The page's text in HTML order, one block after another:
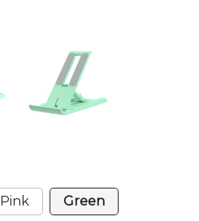
Pink Green